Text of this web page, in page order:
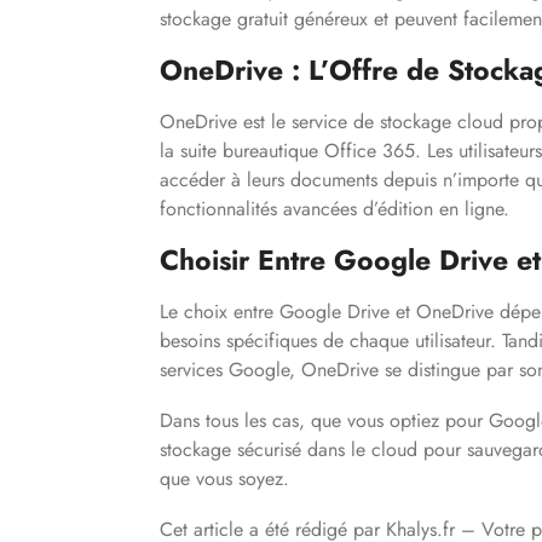
stockage gratuit généreux et peuvent
OneDrive : L’Offre de
OneDrive est le service de stockage cloud
la suite bureautique Office 365. Les
accéder à leurs documents depuis n’importe
fonctionnalités avancées d’édition en ligne.
Choisir Entre Google Drive
Le choix entre Google Drive et OneDrive
besoins spécifiques de chaque utilisateur.
services Google, OneDrive se distingue par
Dans tous les cas, que vous optiez pour
stockage sécurisé dans le cloud pour
que vous soyez.
Cet article a été rédigé par Khalys.fr – Votre